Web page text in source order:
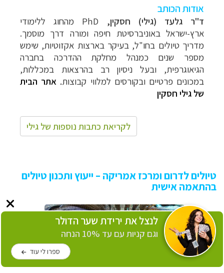
אודות הכותב
ד"ר גלעד (גילי) חסקין,
PhD מהחוג ללימודי
ארץ-ישראל באוניברסיטת חיפה ומורה דרך מוסמך.
מדריך טיולים בחו"ל, בעיקר בארצות אקזוטיות, שימש
מספר שנים כמנהל מחלקת ההדרכה בחברה
הגיאוגרפית, ובעל ניסיון רב בהרצאות במכללות,
במכונים פרטיים ובקורסים למלווי קבוצות. אתר הבית
של גילי חסקין
לקריאת כתבות נוספות של גילי
טיולים לדרום ומרכז אמריקה – ייעוץ ותכנון טיולים
בהתאמה אישית
לנצל את ירידת שער הדולר
וגם קניות עם עד 10% הנחה
ספרו לי עוד